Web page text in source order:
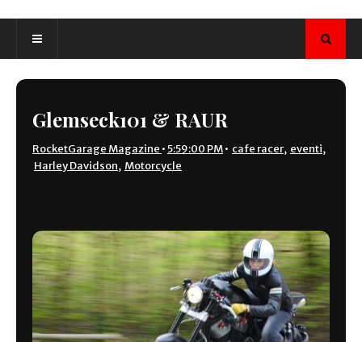
Glemseck101 & RAUR
RocketGarage Magazine •5:59:00 PM• cafe racer, eventi,
Harley Davidson, Motorcycle